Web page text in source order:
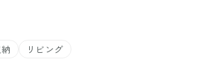
リビング